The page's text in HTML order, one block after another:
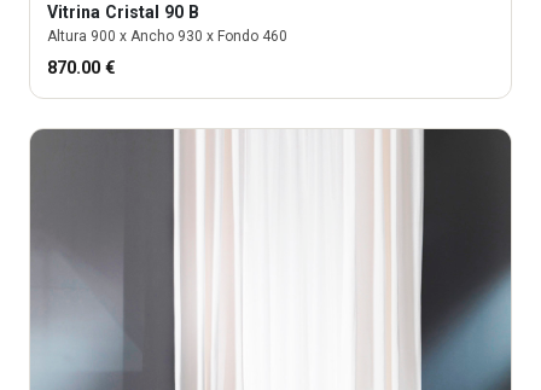
Vitrina Cristal 90 B
Altura 900 x Ancho 930 x Fondo 460
870.00 €